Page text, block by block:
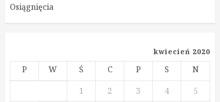
Osiągnięcia
kwiecień 2020
P W Ś C P S
N
1
2 3 4
5